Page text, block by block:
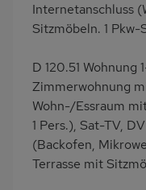
Terrassenmöbel
Internetanschluss
Sitzmöbeln. 1
D 120.51 Wohnung
Zimmerwohnung
Wohn-/Essraum
1 Pers.), Sat-TV,
(Backofen,
Terrasse mit